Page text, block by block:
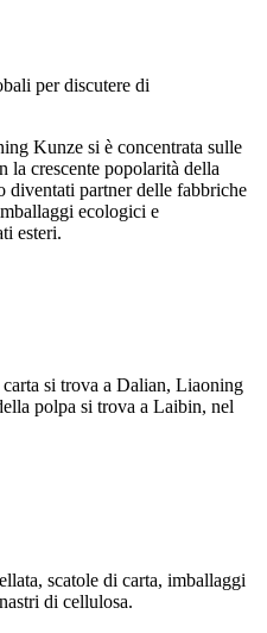
per discutere di
Kunze si è concentrata sulle
la crescente popolarità della
diventati partner delle fabbriche
ecologici e
esteri.
si trova a Dalian, Liaoning
polpa si trova a Laibin, nel
scatole di carta, imballaggi
di cellulosa.